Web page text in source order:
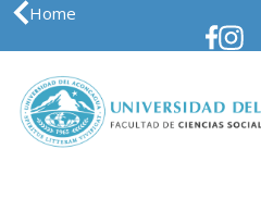
Home